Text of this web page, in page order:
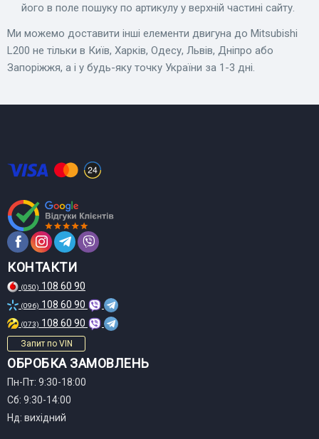
його в поле пошуку по артикулу у верхній частині сайту.
Ми можемо доставити інші елементи двигуна до Mitsubishi
L200 не тільки в Київ, Харків, Одесу, Львів, Дніпро або
Запоріжжя, а і у будь-яку точку України за 1-3 дні.
КОНТАКТИ
(050) 108 60 90
(096) 108 60 90
(073) 108 60 90
Запит по VIN
ОБРОБКА ЗАМОВЛЕНЬ
Пн-Пт: 9:30-18:00
Сб: 9:30-14:00
Нд: вихідний